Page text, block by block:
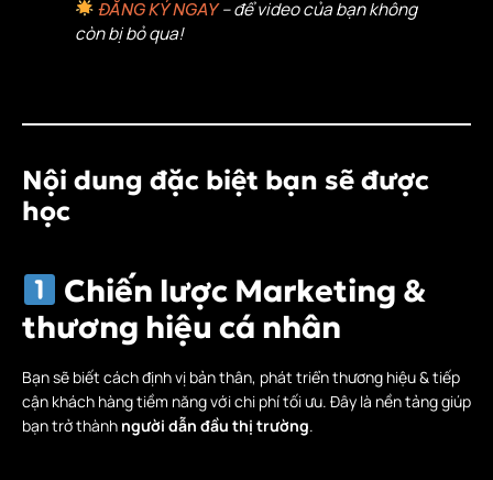
ĐĂNG KÝ NGAY– để video của bạn không
còn bị bỏ qua!
Nội dung đặc biệt bạn sẽ được
học
Chiến lược Marketing &
thương hiệu cá nhân
Bạn sẽ biết cách định vị bản thân, phát triển thương hiệu & tiếp
cận khách hàng tiềm năng với chi phí tối ưu. Đây là nền tảng giúp
bạn trở thành người dẫn đầu thị trường.